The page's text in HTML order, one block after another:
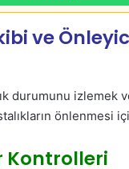
ve
durumunu izlemek
önlenmesi
Kontrolleri